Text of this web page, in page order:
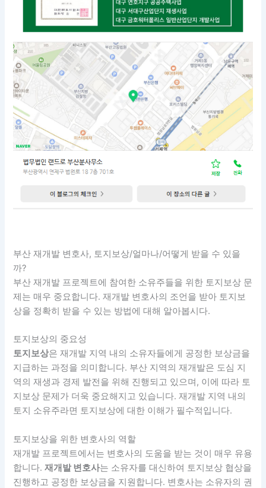
부산 재개발 변호사, 토지보상/얼마나/어떻게 받을 수 있을
까?
부산 재개발 프로젝트에 참여한 소유주들을 위한 토지보상 문
제는 매우 중요합니다. 재개발 변호사의 조언을 받아 토지보
상을 정확히 받을 수 있는 방법에 대해 알아봅시다.
토지보상의 중요성
토지보상은 재개발 지역 내의 소유자들에게 공정한 보상금을
지급하는 과정을 의미합니다. 부산 지역의 재개발은 도심 지
역의 재생과 경제 발전을 위해 진행되고 있으며, 이에 따라 토
지보상 문제가 더욱 중요해지고 있습니다. 재개발 지역 내의
토지 소유주라면 토지보상에 대한 이해가 필수적입니다.
토지보상을 위한 변호사의 역할
재개발 프로젝트에서는 변호사의 도움을 받는 것이 매우 유용
합니다.재개발 변호사는 소유자를 대신하여 토지보상 협상을
진행하고 공정한 보상금을 지원합니다. 변호사는 소유자의 권